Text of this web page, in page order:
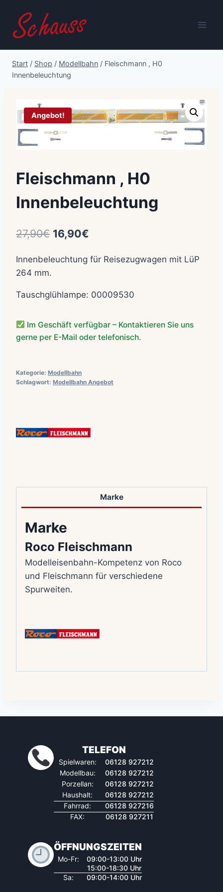
Inhalt
springen
Start / Shop / Modellbahn / Fleischmann , H0
Innenbeleuchtung
Angebot!
Fleischmann , H0
Innenbeleuchtung
27,90€ Ursprünglicher
war:
16,90€
Innenbeleuchtung für Reisezugwagen mit LüP
264 mm.
Tauschglühlampe: 00009530
Im Geschäft verfügbar – Kontaktieren Sie uns
gerne per E-Mail oder telefonisch.
Kategorie: Modellbahn
Schlagwort: Modellbahn Angebot
Marke
Marke
Roco Fleischmann
Modelleisenbahn-Kompetenz von Roco
und Fleischmann für verschiedene
Spurweiten.
TELEFON
Spielwaren:
06128 927212
Modellbau:
06128 927212
Porzellan:
06128 927212
Haushalt:
06128 927212
Fahrrad:
06128 927216
FAX:
06128 927211
ÖFFNUNGSZEITEN
Mo-Fr:
09:00-13:00 Uhr
15:00-18:30 Uhr
Sa:
09:00-14:00 Uhr